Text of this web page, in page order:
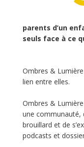
parents d’un
seuls face à ce
Ombres &
lien entre elles.
Ombres &
une communauté,
brouillard et de
podcasts et